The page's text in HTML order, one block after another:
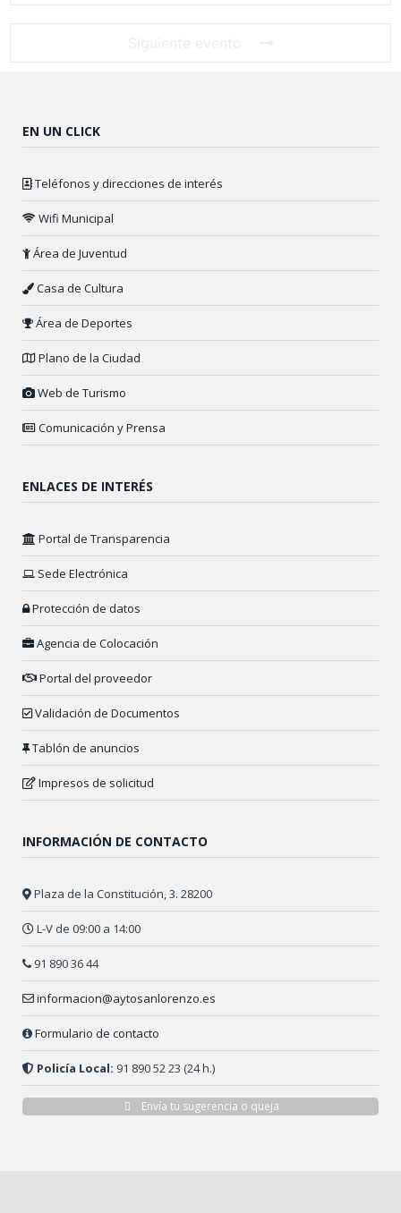
EN UN CLICK
Teléfonos y direcciones de interés
Wifi Municipal
Área de Juventud
Casa de Cultura
Área de Deportes
Plano de la Ciudad
Web de Turismo
Comunicación y Prensa
ENLACES DE INTERÉS
Portal de Transparencia
Sede Electrónica
Protección de datos
Agencia de Colocación
Portal del proveedor
Validación de Documentos
Tablón de anuncios
Impresos de solicitud
INFORMACIÓN DE CONTACTO
Plaza de la Constitución, 3. 28200
L-V de 09:00 a 14:00
91 890 36 44
informacion@aytosanlorenzo.es
Formulario de contacto
Policía Local: 91 890 52 23 (24 h.)
Envía tu sugerencia o queja